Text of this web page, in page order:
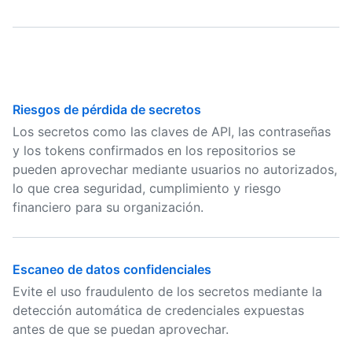
Riesgos de pérdida de secretos
Los secretos como las claves de API, las contraseñas
y los tokens confirmados en los repositorios se
pueden aprovechar mediante usuarios no autorizados,
lo que crea seguridad, cumplimiento y riesgo
financiero para su organización.
Escaneo de datos confidenciales
Evite el uso fraudulento de los secretos mediante la
detección automática de credenciales expuestas
antes de que se puedan aprovechar.